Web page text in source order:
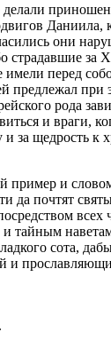
делали
Даниила,
они
за
имели перед
предлежал
рода
и враги,
за щедрость к
пример и
да почтят
и тайным
сота,
и